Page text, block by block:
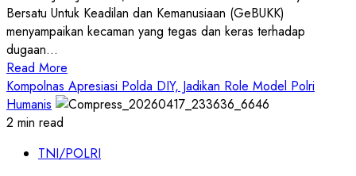
Ketenagakerjaan
dan
Kerja
Bersatu Untuk Keadilan dan Kemanusiaan (GeBUKK)
menyampaikan kecaman yang tegas dan keras terhadap
dugaan...
Read More
more
about
Kekerasan
Kompolnas Apresiasi Polda DIY, Jadikan Role Model Polri
Humanis
2 min read
TNI/POLRI